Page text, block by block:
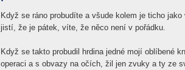
Když se ráno probudíte a všude kolem je ticho
jistí, že je pátek, víte, že něco není v pořádku.
Když se takto probudil hrdina jedné mojí oblíbené
operaci a s obvazy na očích, žil jen zvuky a ty ze